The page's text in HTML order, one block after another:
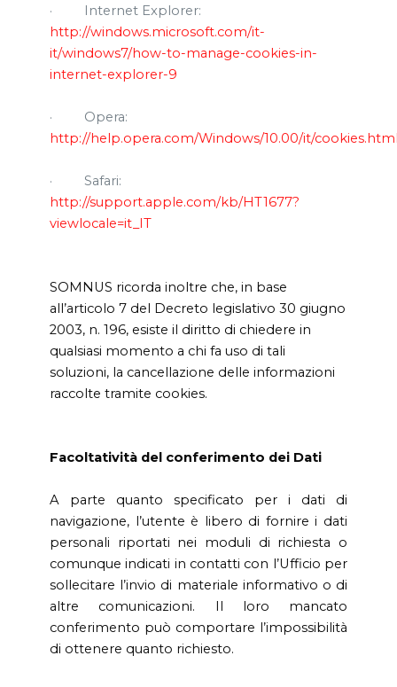
·
Internet Explorer:
http://windows.microsoft.com/it-
it/windows7/how-to-manage-cookies-in-
internet-explorer-9
·
Opera:
http://help.opera.com/Windows/10.00/it/
·
Safari:
http://support.apple.com/kb/HT1677?
viewlocale=it_IT
SOMNUS ricorda inoltre che, in base
all’articolo 7 del Decreto legislativo 30 giugno
2003, n. 196, esiste il diritto di chiedere in
qualsiasi momento a chi fa uso di tali
soluzioni, la cancellazione delle informazioni
raccolte tramite cookies.
Facoltatività del conferimento dei Dati
A parte quanto specificato per i dati di
navigazione, l’utente è libero di fornire i dati
personali riportati nei moduli di richiesta o
comunque indicati in contatti con l’Ufficio per
sollecitare l’invio di materiale informativo o di
altre comunicazioni. Il loro mancato
conferimento può comportare l’impossibilità
di ottenere quanto richiesto.